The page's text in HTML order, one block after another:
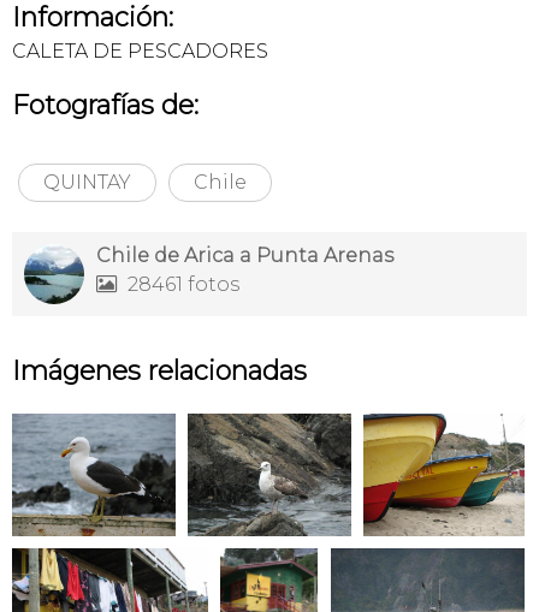
Información:
CALETA DE PESCADORES
Fotografías de:
QUINTAY Chile
Chile de Arica a Punta Arenas
 28461 fotos
Imágenes relacionadas